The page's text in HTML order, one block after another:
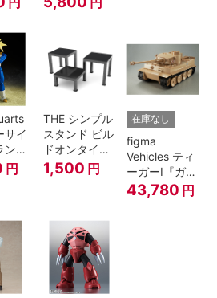
・
サイ
ンク
に秘
ー
円
THE シンプル
スタンド ビル
ドオンタイプ
(ブラック)
1,500 円
在庫なし
figma
Vehicles ティ
ーガーI『ガー
ルズ&パンツ
ァー』
43,780 円